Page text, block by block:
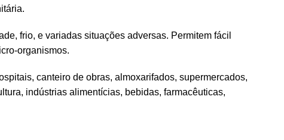
frio, e variadas situações adversas. Permitem fácil
organismos.
canteiro de obras, almoxarifados, supermercados,
indústrias alimentícias, bebidas, farmacêuticas,